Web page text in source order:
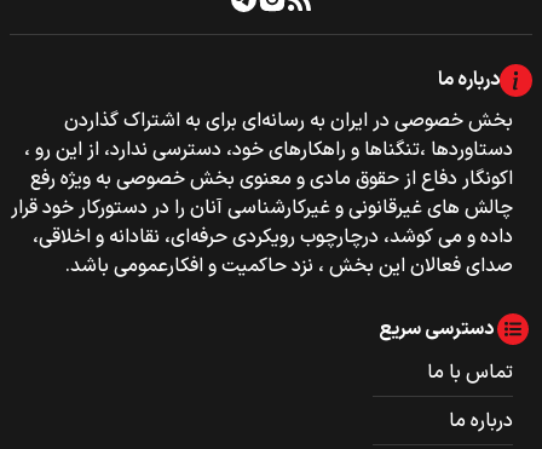
درباره ما
بخش خصوصی‌‌ در ایران به رسانه‌ای برای به اشتراک گذاردن
دستاوردها ،تنگناها و راهکارهای خود، دسترسی ندارد، از این رو ،
اکونگار دفاع از حقوق مادی و معنوی بخش خصوصی به ویژه رفع
چالش های غیرقانونی و غیرکارشناسی آنان را در دستورکار خود قرار
داده و می کوشد، درچارچوب رویکردی حرفه‌ای، نقادانه و اخلاقی،
صدای فعالان این بخش ، نزد حاکمیت و افکارعمومی باشد.
دسترسی سریع
تماس با ما
درباره ما